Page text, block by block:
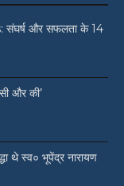
संघर्ष और सफलता के 14
और की’
थे स्व० भूपेंद्र नारायण